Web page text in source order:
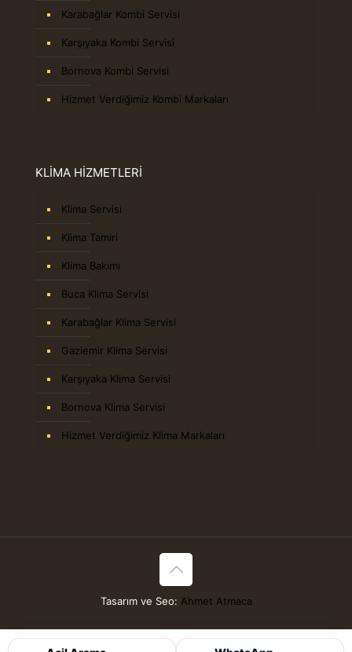
Karabağlar Kombi Servisi
Karşıyaka Kombi Servisi
Bornova Kombi Servisi
Hizmet Verdiğimiz Kombi Markaları
KLİMA HİZMETLERİ
Klima Servisi
Klima Tamiri
Klima Bakımı
Buca Klima Servisi
Karabağlar Klima Servisi
Gaziemir Klima Servisi
Karşıyaka Klima Servisi
Bornova Klima Servisi
Hizmet Verdiğimiz Klima Markaları
Tasarım ve Seo: Ahmet Atmaca